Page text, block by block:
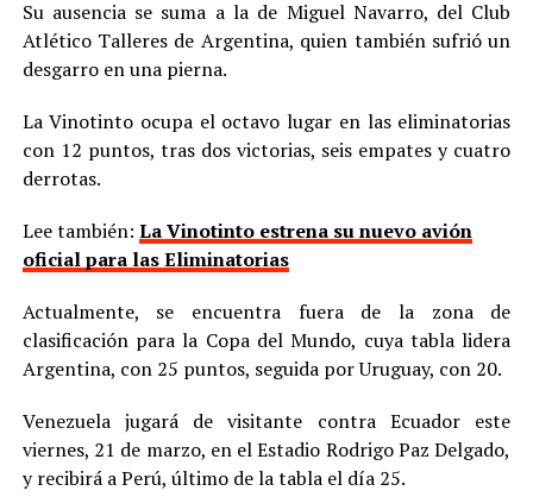
Su ausencia se suma a la de Miguel Navarro, del Club
Atlético Talleres de Argentina, quien también sufrió un
desgarro en una pierna.
La Vinotinto ocupa el octavo lugar en las eliminatorias
con 12 puntos, tras dos victorias, seis empates y cuatro
derrotas.
Lee también: La Vinotinto estrena su nuevo avión
oficial para las Eliminatorias
Actualmente, se encuentra fuera de la zona de
clasificación para la Copa del Mundo, cuya tabla lidera
Argentina, con 25 puntos, seguida por Uruguay, con 20.
Venezuela jugará de visitante contra Ecuador este
viernes, 21 de marzo, en el Estadio Rodrigo Paz Delgado,
y recibirá a Perú, último de la tabla el día 25.